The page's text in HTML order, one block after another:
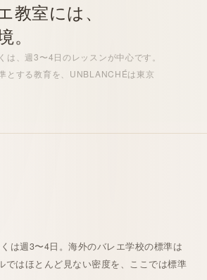
教室には、
。
は、週3〜4日のレッスンが中心です。
とする教育を、UNBLANCHÉは東京
は週3〜4日。 海外のバレエ学校の標準は
ではほとんど見ない密度を、ここでは標準